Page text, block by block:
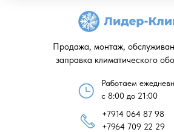
Работаем
с 8:00 до 21:00
+7914 064 87 98
+7964 709 22 29
Продажа, монтаж,
заправка климатического